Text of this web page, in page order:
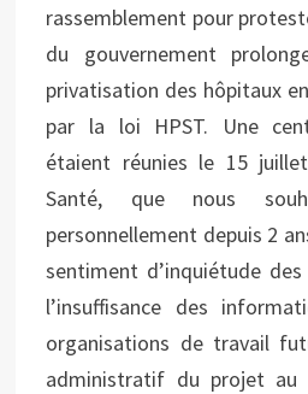
rassemblement pour
du gouvernement
privatisation des hôpitaux
par la loi HPST. Une
étaient réunies le 15
Santé, que nous
personnellement depuis 2
sentiment d’inquiétude
l’insuffisance des
organisations de travail
administratif du projet